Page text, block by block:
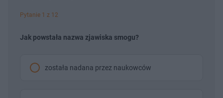
Pytanie 1 z 12
Jak powstała nazwa zjawiska smogu?
została nadana przez naukowców